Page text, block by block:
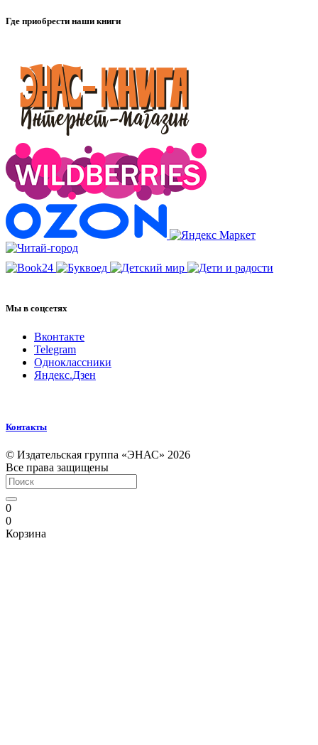
Где приобрести наши книги
Мы в соцсетях
Вконтакте
Telegram
Одноклассники
Яндекс.Дзен
Контакты
© Издательская группа «ЭНАС» 2026
Все права защищены
0
0
Корзина